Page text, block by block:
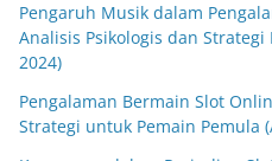
Pengaruh Musik dalam
Analisis Psikologis dan Strategi
2024)
Pengalaman Bermain Slot
Strategi untuk Pemain Pemula